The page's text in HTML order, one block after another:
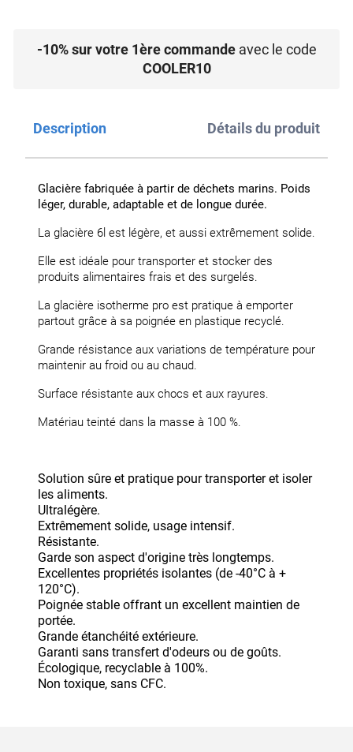
-10% sur votre 1ère commandeavec le code
COOLER10
Description Détails du produit
Glacière fabriquée à partir de déchets marins. Poids
léger, durable, adaptable et de longue durée.
La glacière 6l est légère, et aussi extrêmement solide.
Elle est idéale pour transporter et stocker des
produits alimentaires frais et des surgelés.
La glacière isotherme pro est pratique à emporter
partout grâce à sa poignée en plastique recyclé.
Grande résistance aux variations de température pour
maintenir au froid ou au chaud.
Surface résistante aux chocs et aux rayures.
Matériau teinté dans la masse à 100 %.
Solution sûre et pratique pour transporter et isoler
les aliments.
Ultralégère.
Extrêmement solide, usage intensif.
Résistante.
Garde son aspect d'origine très longtemps.
Excellentes propriétés isolantes (de -40°C à +
120°C).
Poignée stable offrant un excellent maintien de
portée.
Grande étanchéité extérieure.
Garanti sans transfert d'odeurs ou de goûts.
Écologique, recyclable à 100%.
Non toxique, sans CFC.